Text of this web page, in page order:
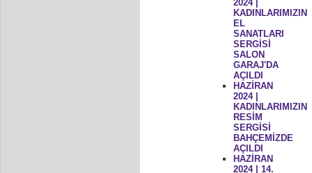
2024 |
KADINLARIMIZIN
EL
SANATLARI
SERGİSİ
SALON
GARAJ'DA
AÇILDI
HAZİRAN
2024 |
KADINLARIMIZIN
RESİM
SERGİSİ
BAHÇEMİZDE
AÇILDI
HAZİRAN
2024 | 14.